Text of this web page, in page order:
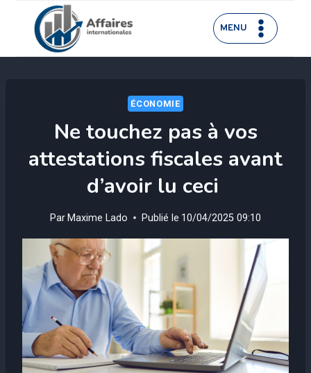
contenu
MENU
ÉCONOMIE
Ne touchez pas à vos
attestations fiscales avant
d’avoir lu ceci
Par Maxime Lado Publié le 10/04/2025 09:10